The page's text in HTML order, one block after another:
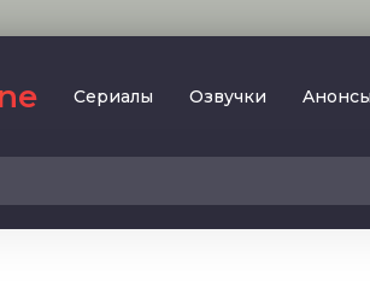
Сериалы Oзвучки Aнoнcы